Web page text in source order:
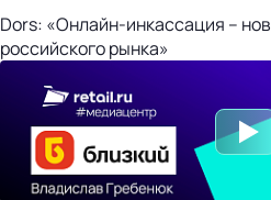
Dors: «Онлайн-инкассация –
российского рынка»